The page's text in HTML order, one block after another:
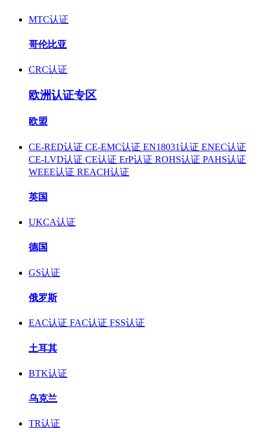
MTC认证
哥伦比亚
CRC认证
欧洲认证专区
欧盟
CE-RED认证 CE-EMC认证 EN18031认证 ENEC认证
CE-LVD认证 CE认证 ErP认证 ROHS认证 PAHS认证
WEEE认证 REACH认证
英国
UKCA认证
德国
GS认证
俄罗斯
EAC认证 FAC认证 FSS认证
土耳其
BTK认证
乌克兰
TR认证